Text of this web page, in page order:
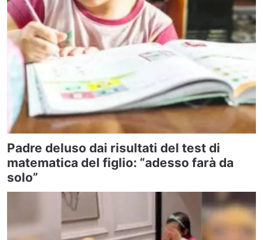
Padre deluso dai risultati del test di
matematica del figlio: “adesso farà da
solo”